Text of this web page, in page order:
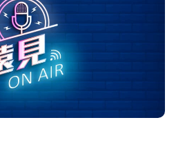
豐、以及嘉義縣人力發展所所長
義被看見了》書中收錄的八年轉
的歷程，並共同看見下一個黃金
縣長如何攜手團隊，在大牌林
創中心？🔺品牌如何雙重升級，
品牌？🔺如何將自身的失敗學，
感的力量？🔺在迎向黃金十年的
能安心安居的未來？ 主持人／